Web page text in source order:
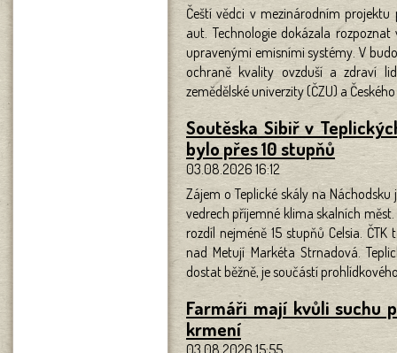
Čeští vědci v mezinárodním
aut. Technologie dokázala
upravenými emisními systémy. V
ochraně kvality ovzduší a zdraví
zemědělské univerzity (ČZU) a
Soutěska Sibiř v
bylo přes 10 stupňů
03.08.2026 16:12
Zájem o Teplické skály na
vedrech příjemné klima skalních
rozdíl nejméně 15 stupňů Celsia.
nad Metují Markéta Strnadová.
dostat běžně, je součástí
Farmáři mají kvůli suchu
krmení
03.08.2026 15:55